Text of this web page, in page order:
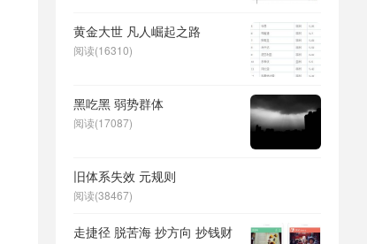
黄金大世 凡人崛起之路
阅读(16310)
黑吃黑 弱势群体
阅读(17087)
旧体系失效 元规则
阅读(38467)
走捷径 脱苦海 抄方向 抄钱财